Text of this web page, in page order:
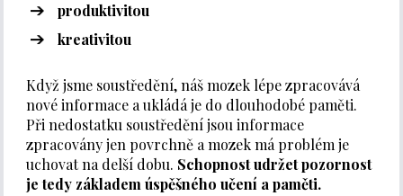
produktivitou
kreativitou
Když jsme soustředění, náš mozek lépe zpracovává
nové informace a ukládá je do dlouhodobé paměti.
Při nedostatku soustředění jsou informace
zpracovány jen povrchně a mozek má problém je
uchovat na delší dobu. Schopnost udržet pozornost
je tedy základem úspěšného učení a paměti.